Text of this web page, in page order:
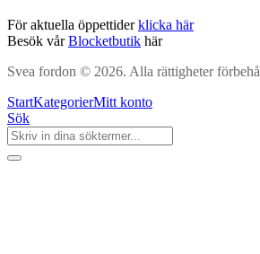
För aktuella öppettiderklicka här
Besök vårBlocketbutik här
Svea fordon © 2026. Alla rättigheter
StartKategorierMitt konto
Sök